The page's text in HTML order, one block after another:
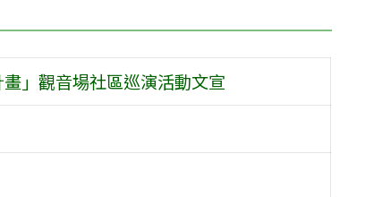
」觀音場社區巡演活動文宣